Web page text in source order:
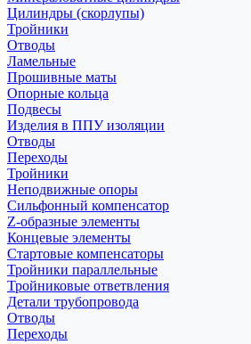
Цилиндры (скорлупы)
Тройники
Отводы
Ламельные
Прошивные маты
Опорные кольца
Подвесы
Изделия в ППУ изоляции
Отводы
Переходы
Тройники
Неподвижные опоры
Cильфонный компенсатор
Z-образные элементы
Концевые элементы
Стартовые компенсаторы
Тройники параллельные
Тройниковые ответвления
Детали трубопровода
Отводы
Переходы